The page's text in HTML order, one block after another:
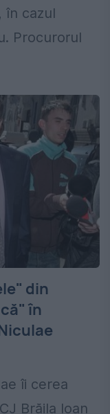
în cazul
Procurorul
din
în
îi cerea
Brăila Ioan